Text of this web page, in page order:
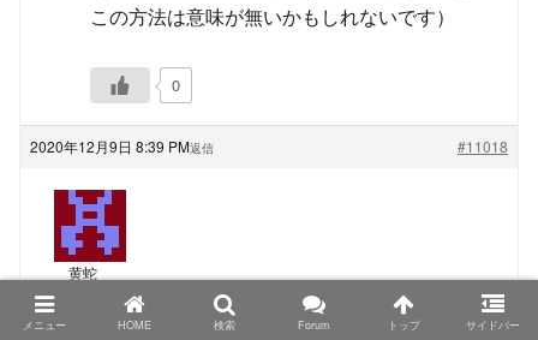
この方法は意味が無いかもしれないです）
0
2020年12月9日 8:39 PM #11018
返信
黄蛇
TRIMUI Model S、PowKiddyさん名義の物もシタンさ
メニュー HOME 検索 Forum トップ サイドバー